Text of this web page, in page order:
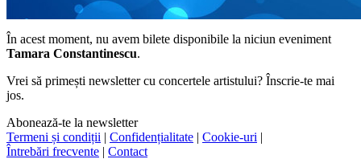
În acest moment, nu avem bilete disponibile la niciun eveniment
Tamara Constantinescu.
Vrei să primești newsletter cu concertele artistului? Înscrie-te mai
jos.
Abonează-te la newsletter
Termeni și condiții | Confidențialitate | Cookie-uri |
Întrebări frecvente | Contact